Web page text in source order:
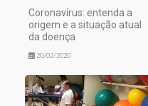
Coronavírus: entenda a
origem e a situação atual
da doença
20/02/2020